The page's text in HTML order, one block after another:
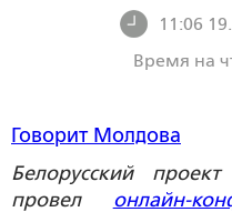
11:06
Время на
Говорит Молдова
Белорусский проект
провел онлайн-